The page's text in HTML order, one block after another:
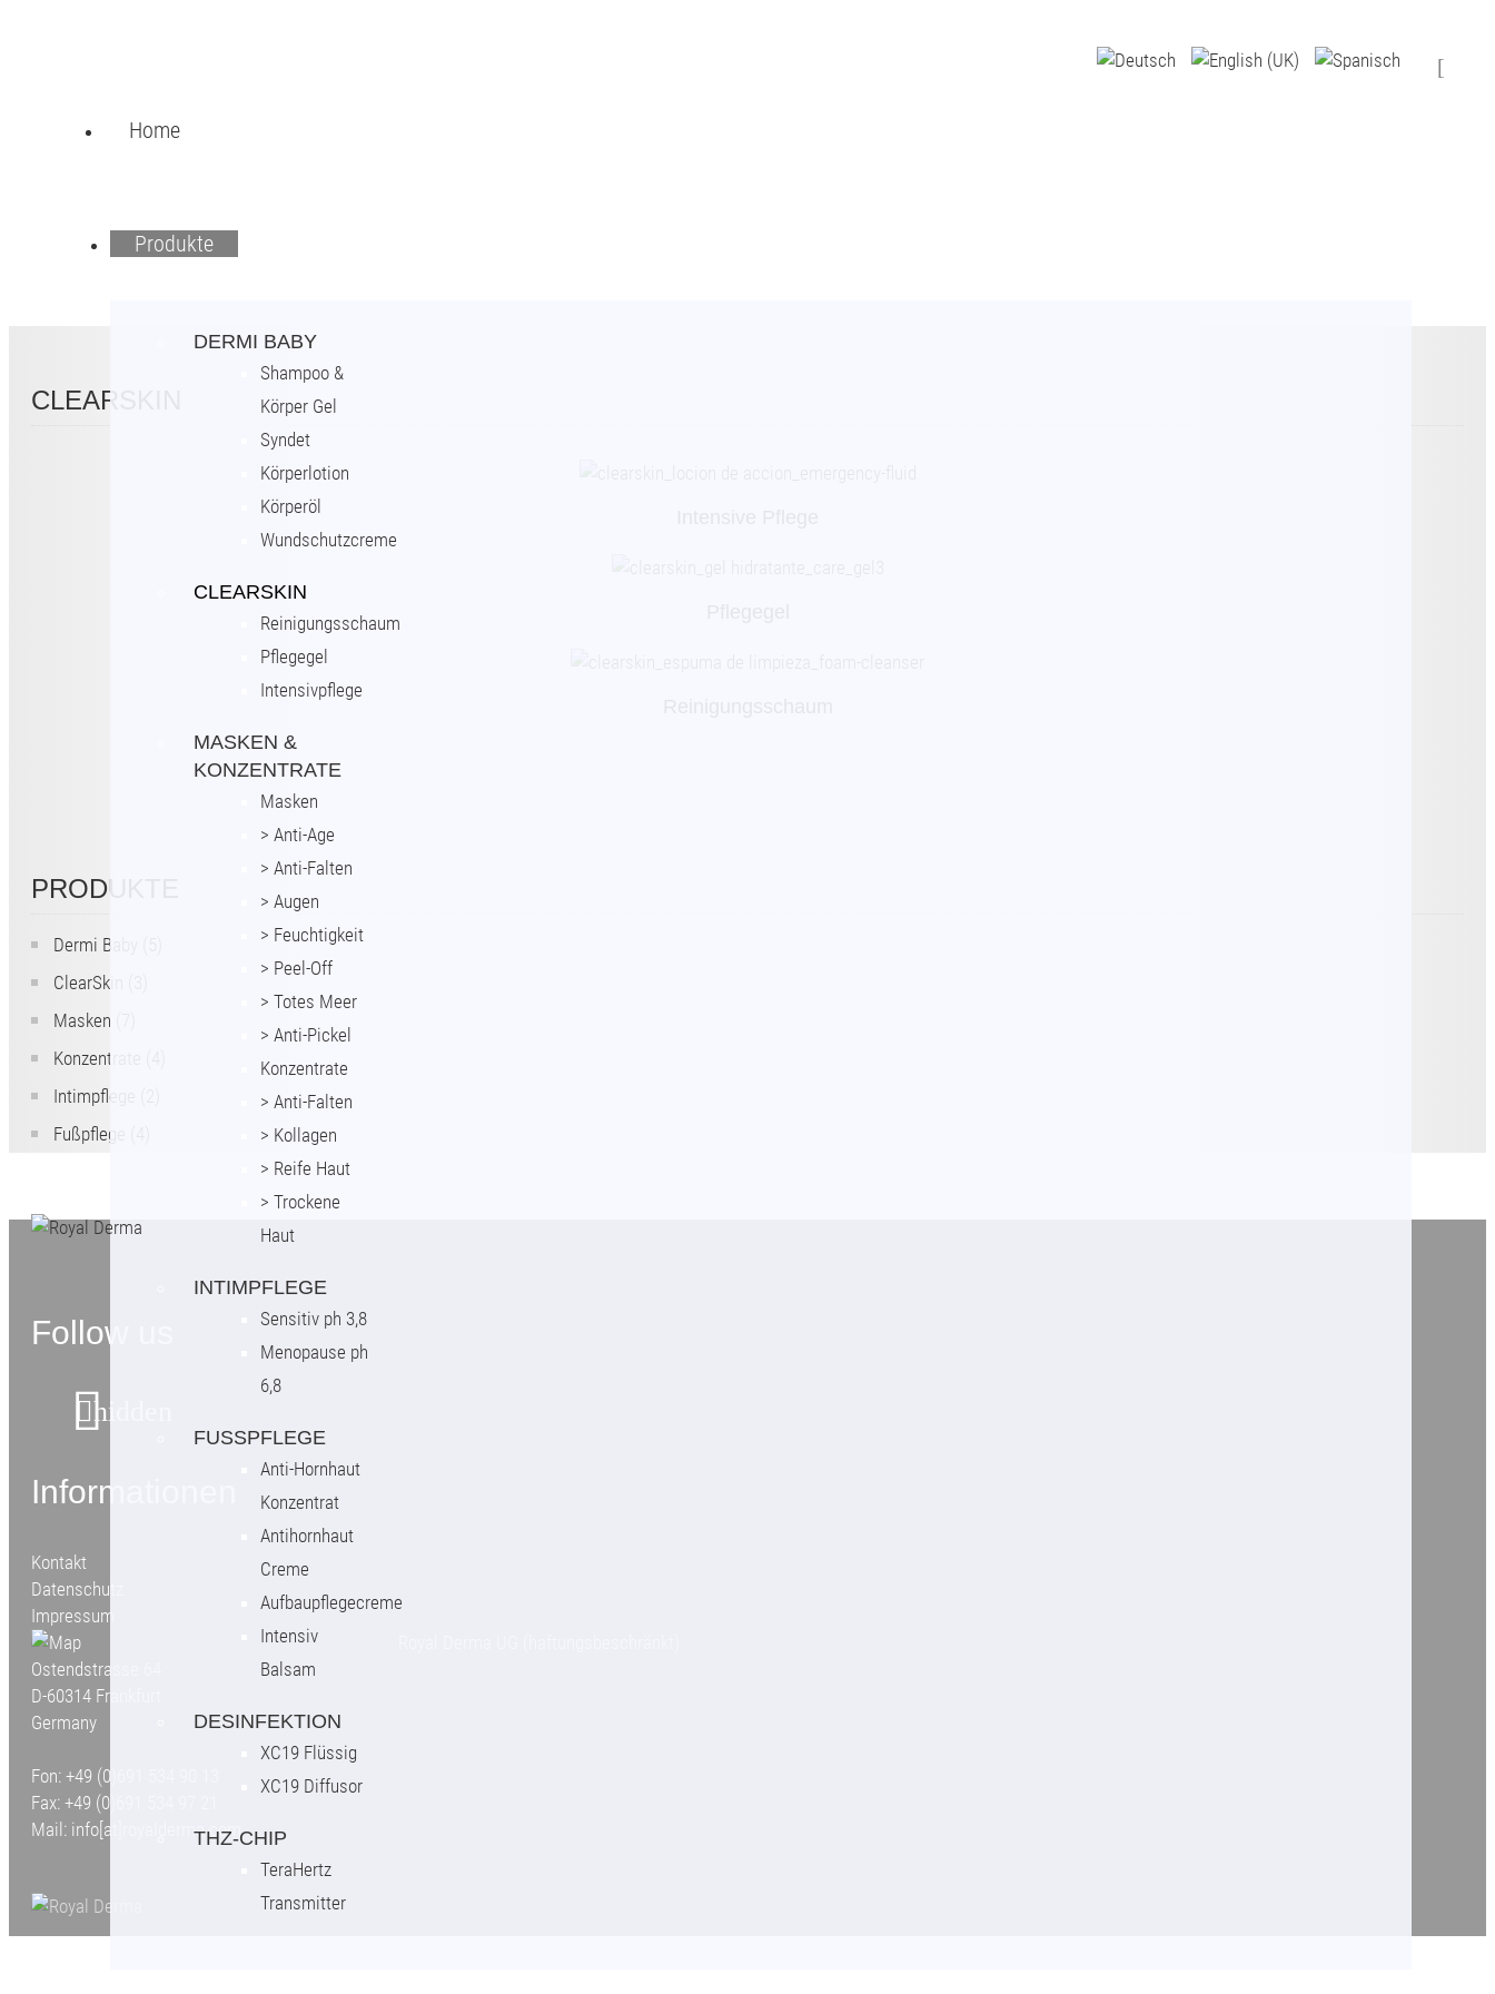
Home
Produkte
DERMI BABY
Shampoo &
Körper Gel
Syndet
Körperlotion
Körperöl
Wundschutzcreme
CLEARSKIN
Reinigungsschaum
Pflegegel
Intensivpflege
MASKEN &
KONZENTRATE
Masken
> Anti-Age
> Anti-Falten
> Augen
> Feuchtigkeit
> Peel-Off
> Totes Meer
> Anti-Pickel
Konzentrate
> Anti-Falten
> Kollagen
> Reife Haut
> Trockene
Haut
INTIMPFLEGE
Sensitiv ph 3,8
Menopause ph
6,8
FUSSPFLEGE
Anti-Hornhaut
Konzentrat
Antihornhaut
Creme
Aufbaupflegecreme
Intensiv
Balsam
DESINFEKTION
XC19 Flüssig
XC19 Diffusor
THZ-CHIP
TeraHertz
Transmitter
CLEARSKIN
PRODUKTE
Dermi Baby
ClearSkin
Masken
Konzentrate
Intimpflege
Fußpflege
Follow us
hidden
Informationen
Kontakt
Datenschutz
Impressum
Ostendstrasse 64
D-60314 Frankfurt
Germany
Fon: +49 (0)691 534 90 13
Fax: +49 (0)691 534 97 21
Mail: info[at]royalderma.com